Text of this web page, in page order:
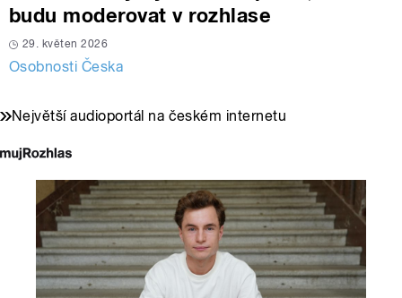
budu moderovat v rozhlase
29. květen 2026
Osobnosti Česka
Největší audioportál na českém internetu